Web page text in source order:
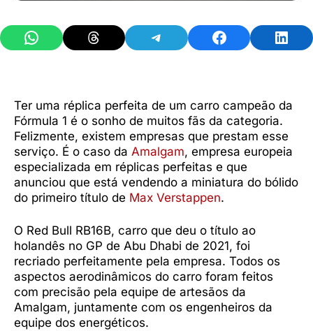
Share on WhatsAppShare on ThreadsShare on TelegramShare on Facebook
Ter uma réplica perfeita de um carro campeão da
Fórmula 1 é o sonho de muitos fãs da categoria.
Felizmente, existem empresas que prestam esse
serviço. É o caso da Amalgam, empresa europeia
especializada em réplicas perfeitas e que
anunciou que está vendendo a miniatura do bólido
do primeiro título de Max Verstappen.
O Red Bull RB16B, carro que deu o título ao
holandês no GP de Abu Dhabi de 2021, foi
recriado perfeitamente pela empresa. Todos os
aspectos aerodinâmicos do carro foram feitos
com precisão pela equipe de artesãos da
Amalgam, juntamente com os engenheiros da
equipe dos energéticos.